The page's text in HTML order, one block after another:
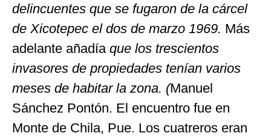
delincuentes que se fugaron de la cárcel
de Xicotepec el dos de marzo 1969. Más
adelante añadía que los trescientos
invasores de propiedades tenían varios
meses de habitar la zona. (Manuel
Sánchez Pontón. El encuentro fue en
Monte de Chila, Pue. Los cuatreros eran